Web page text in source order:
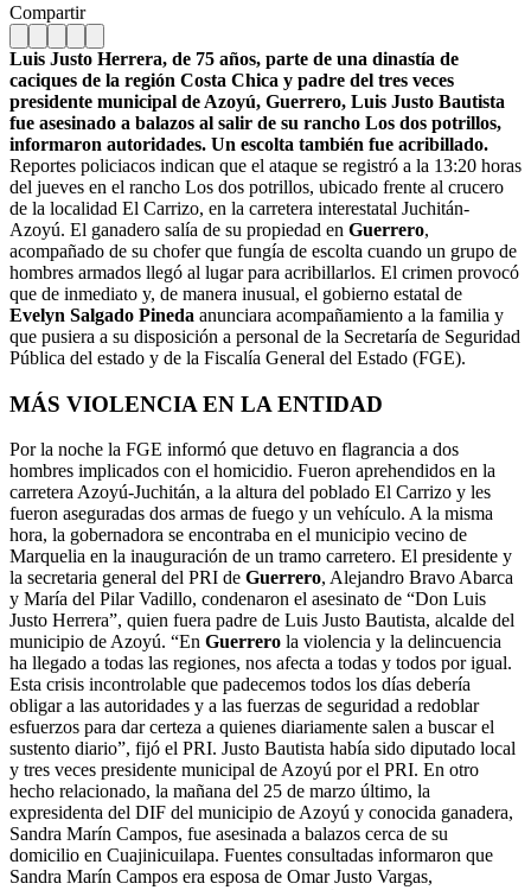
Compartir
Luis Justo Herrera, de 75 años, parte de una dinastía de
caciques de la región Costa Chica y padre del tres veces
presidente municipal de Azoyú, Guerrero, Luis Justo Bautista
fue asesinado a balazos al salir de su rancho Los dos potrillos,
informaron autoridades. Un escolta también fue acribillado.
Reportes policiacos indican que el ataque se registró a la 13:20 horas
del jueves en el rancho Los dos potrillos, ubicado frente al crucero
de la localidad El Carrizo, en la carretera interestatal Juchitán-
Azoyú. El ganadero salía de su propiedad en Guerrero,
acompañado de su chofer que fungía de escolta cuando un grupo de
hombres armados llegó al lugar para acribillarlos. El crimen provocó
que de inmediato y, de manera inusual, el gobierno estatal de
Evelyn Salgado Pineda anunciara acompañamiento a la familia y
que pusiera a su disposición a personal de la Secretaría de Seguridad
Pública del estado y de la Fiscalía General del Estado (FGE).
MÁS VIOLENCIA EN LA ENTIDAD
Por la noche la FGE informó que detuvo en flagrancia a dos
hombres implicados con el homicidio. Fueron aprehendidos en la
carretera Azoyú-Juchitán, a la altura del poblado El Carrizo y les
fueron aseguradas dos armas de fuego y un vehículo. A la misma
hora, la gobernadora se encontraba en el municipio vecino de
Marquelia en la inauguración de un tramo carretero. El presidente y
la secretaria general del PRI de Guerrero, Alejandro Bravo Abarca
y María del Pilar Vadillo, condenaron el asesinato de “Don Luis
Justo Herrera”, quien fuera padre de Luis Justo Bautista, alcalde del
municipio de Azoyú. “En Guerrero la violencia y la delincuencia
ha llegado a todas las regiones, nos afecta a todas y todos por igual.
Esta crisis incontrolable que padecemos todos los días debería
obligar a las autoridades y a las fuerzas de seguridad a redoblar
esfuerzos para dar certeza a quienes diariamente salen a buscar el
sustento diario”, fijó el PRI. Justo Bautista había sido diputado local
y tres veces presidente municipal de Azoyú por el PRI. En otro
hecho relacionado, la mañana del 25 de marzo último, la
expresidenta del DIF del municipio de Azoyú y conocida ganadera,
Sandra Marín Campos, fue asesinada a balazos cerca de su
domicilio en Cuajinicuilapa. Fuentes consultadas informaron que
Sandra Marín Campos era esposa de Omar Justo Vargas,